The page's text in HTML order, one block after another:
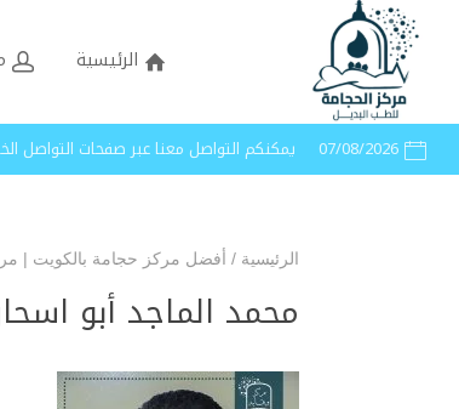
الرئيسية
07/08/2026 يمكنكم التواصل معنا عبر صفحات التواصل
الرئيسية / أفضل مركز حجامة بالكويت |
محمد الماجد أبو